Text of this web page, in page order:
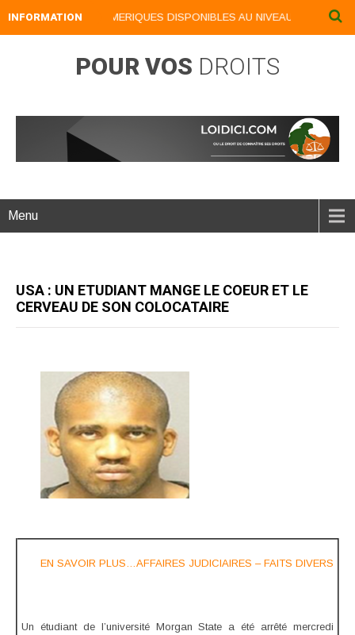
INFORMATION
NOS LIVRES NUMERIQUES DISPONIBLES AU NIVEAU DU MENU
POUR VOS DROITS
Menu
USA : UN ETUDIANT MANGE LE COEUR ET LE
CERVEAU DE SON COLOCATAIRE
EN SAVOIR PLUS…AFFAIRES JUDICIAIRES – FAITS DIVERS
Un étudiant de l’université Morgan State a été arrêté mercredi